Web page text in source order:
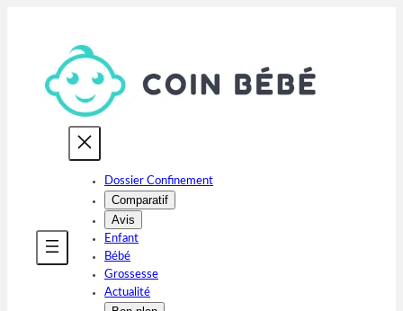
contenu
Dossier Confinement
Comparatif
Avis
Enfant
Bébé
Grossesse
Actualité